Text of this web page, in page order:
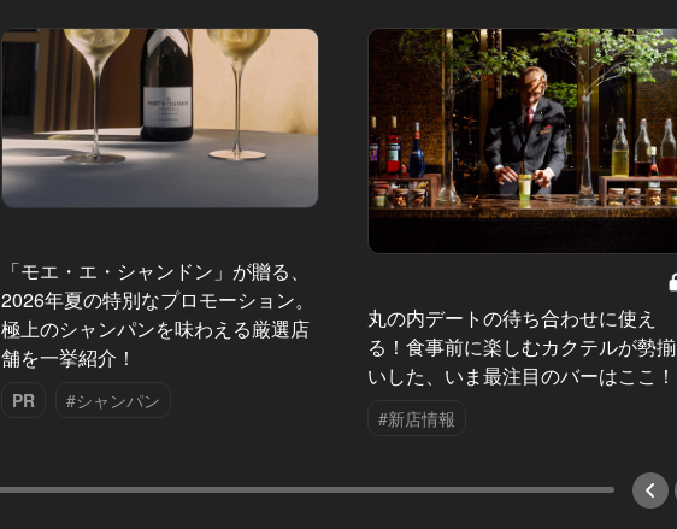
「モエ・エ・シャンドン」が贈る、
2026年夏の特別なプロモーション。
極上のシャンパンを味わえる厳選店
舗を一挙紹介！
PR #シャンパン
丸の内デートの待ち合わせに使え
る！食事前に楽しむカクテルが勢揃
いした、いま最注目のバーはここ！
#新店情報